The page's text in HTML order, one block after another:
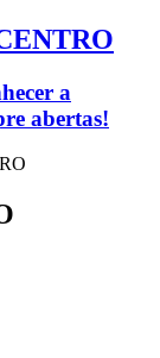
a
abertas!